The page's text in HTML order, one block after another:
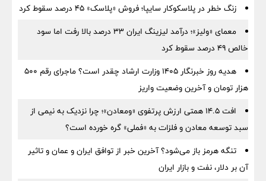
زنگ خطر در پلاسکوکار سایپا؛ فروش «پلاسک» ۴۵ درصد سقوط کرد
معمای «ولیز»؛ درآمد لیزینگ ایران ۳۳ درصد بالا رفت اما سود
خالص ۴۹ درصد سقوط کرد
هدیه روز خبرنگار ۱۴۰۵ وزارت ارشاد چقدر است؟ ماجرای رقم ۵۰۰
هزار تومان و آخرین وضعیت واریز
افت ۱۴.۵ همتی ارزش پرتفوی «ومعادن»؛ چرا نزدیک به نیمی از
سبد توسعه معادن و فلزات به «فملی» گره خورده است؟
تنگه هرمز باز می‌شود؟ آخرین خبر از توافق ایران و عمان و تاثیر
آن بر دلار، نفت و بازار ایران